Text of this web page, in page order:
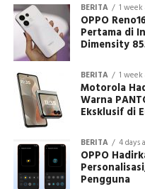
BERITA 1 week
OPPO
Pertama di
Dimensity
BERITA 1 week
Motorola
Warna
Eksklusif di
BERITA 4 days
OPPO
Pengguna